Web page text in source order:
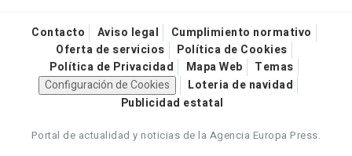
Contacto Aviso legal
Cumplimiento normativo
Oferta de servicios
Política de Cookies
Política de Privacidad
Mapa Web
Temas
Configuración de Cookies
Loteria de navidad
Publicidad estatal
Portal de actualidad y noticias de la Agencia Europa Press.